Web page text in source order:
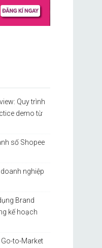
Quy trình
demo từ
số Shopee
nghiệp
Brand
kế hoạch
to-Market